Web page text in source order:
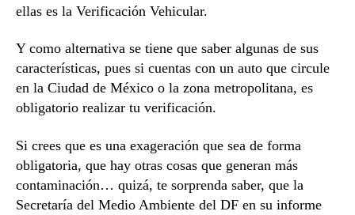
ellas es la Verificación Vehicular.
Y como alternativa se tiene que saber algunas de sus
características, pues si cuentas con un auto que circule
en la Ciudad de México o la zona metropolitana, es
obligatorio realizar tu verificación.
Si crees que es una exageración que sea de forma
obligatoria, que hay otras cosas que generan más
contaminación… quizá, te sorprenda saber, que la
Secretaría del Medio Ambiente del DF en su informe